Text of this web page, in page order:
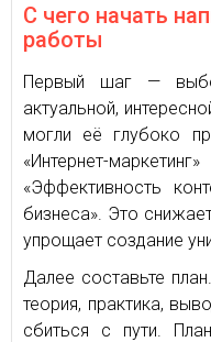
С чего начать
работы
Первый шаг —
актуальной,
могли её глубоко
«Интернет-
«Эффективность
бизнеса». Это
упрощает создание
Далее составьте
теория, практика,
сбиться с пути.